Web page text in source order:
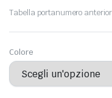
Tabella portanumero
Colore